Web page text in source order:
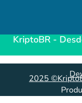
KriptoBR -
2025